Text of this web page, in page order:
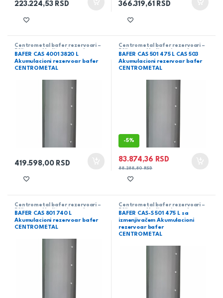
223.224,53 RSD 366.319,61 RSD
Centrometal bafer rezervoari –
Efikasno skladištenje tople
tehničke vodeCentrometal
BAFER CAS 4001 3820 L
Akumulacioni rezervoar bafer
CENTROMETAL
419.598,00 RSD
Centrometal bafer rezervoari –
Efikasno skladištenje tople
tehničke vodeCentrometal
BAFER CAS 501 475 L CAS 503
Akumulacioni rezervoar bafer
CENTROMETAL
-5%
83.874,36 RSD
88.288,80RSD
Centrometal bafer rezervoari –
Efikasno skladištenje tople
tehničke vodeCentrometal
BAFER CAS 801 740 L
Akumulacioni rezervoar bafer
CENTROMETAL
Centrometal bafer rezervoari –
Efikasno skladištenje tople
tehničke vodeCentrometal
BAFER CAS-S 501 475 L sa
izmenjivačem Akumulacioni
rezervoar bafer
CENTROMETAL